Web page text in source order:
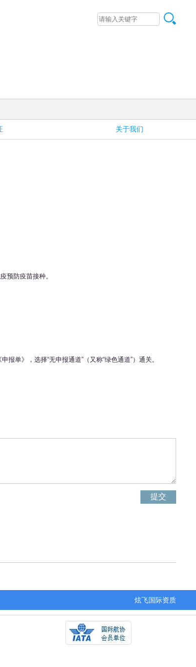
关于我们
预防疫苗接种。
单》，选择“无申报通道”（又称“绿色通道”）通关。
炫飞国际资质